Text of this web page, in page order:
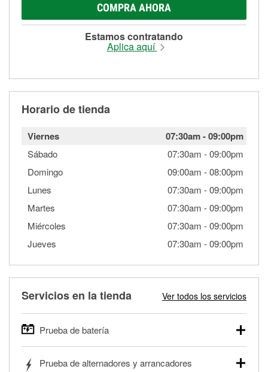
COMPRA AHORA
Estamos contratando
Aplica aquí
Horario de tienda
Viernes 07:30am-09:00pm
Sábado 07:30am -09:00pm
Domingo
09:00am -08:00pm
Lunes
07:30am -09:00pm
Martes
07:30am -09:00pm
Miércoles
07:30am -09:00pm
Jueves
07:30am -09:00pm
Servicios en la tienda Ver todos los servicios
Prueba de batería
autos, camionetas, SUVs, vehículos comerciales y
Prueba de alternadores y arrancadores